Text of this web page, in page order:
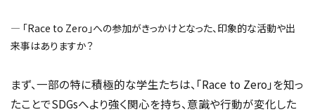
― 「Race to Zero」への参加がきっかけとなった、印象的な活動や出
来事はありますか？
まず、一部の特に積極的な学生たちは、「Race to Zero」を知っ
たことでSDGsへより強く関心を持ち、意識や行動が変化した